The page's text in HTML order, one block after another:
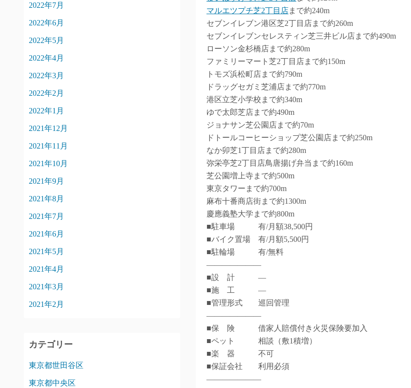
マルエツプチ芝2丁目店まで約240m
セブンイレブン港区芝2丁目店まで約260m
セブンイレブンセレスティン芝三井ビル店まで約490m
ローソン金杉橋店まで約280m
ファミリーマート芝2丁目店まで約150m
トモズ浜松町店まで約790m
ドラッグセガミ芝浦店まで約770m
港区立芝小学校まで約340m
ゆで太郎芝店まで約490m
ジョナサン芝公園店まで約70m
ドトールコーヒーショップ芝公園店まで約250m
なか卯芝1丁目店まで約280m
弥栄亭芝2丁目店鳥唐揚げ弁当まで約160m
芝公園増上寺まで約500m
東京タワーまで約700m
麻布十番商店街まで約1300m
慶應義塾大学まで約800m
■駐車場 有/月額38,500円
■バイク置場 有/月額5,500円
■駐輪場 有/無料
―――――――
■設 計 ―
■施 工 ―
■管理形式 巡回管理
―――――――
■保 険 借家人賠償付き火災保険要加入
■ペット 相談（敷1積増）
■楽 器 不可
■保証会社 利用必須
―――――――
2022年7月
2022年6月
2022年5月
2022年4月
2022年3月
2022年2月
2022年1月
2021年12月
2021年11月
2021年10月
2021年9月
2021年8月
2021年7月
2021年6月
2021年5月
2021年4月
2021年3月
2021年2月
カテゴリー
東京都世田谷区
東京都中央区